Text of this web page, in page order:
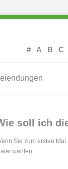
# A B C
soll ich
Sie zum ersten
wählen.